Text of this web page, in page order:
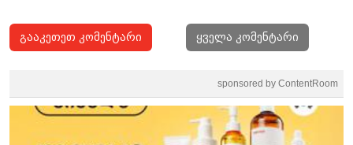
გააკეთეთ კომენტარი ყველა კომენტარი
sponsored by ContentRoom